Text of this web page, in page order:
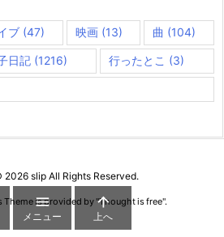
ブ(47) 映画(13) 曲 (104)
日記(1216) 行ったとこ (3)
2026 slipAll Rights Reserved.
Theme is provided by "Thought is free".

メニュー

上へ